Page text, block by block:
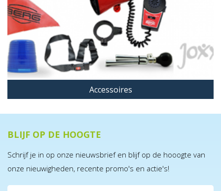
Accessoires
BLIJF OP DE HOOGTE
Schrijf je in op onze nieuwsbrief en blijf op de hooogte van
onze nieuwigheden, recente promo's en actie's!